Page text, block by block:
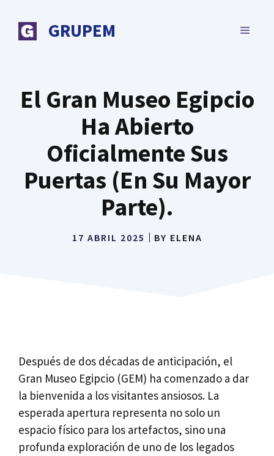
contenido
GRUPEM MENÚ
El Gran Museo Egipcio
Ha Abierto
Oficialmente Sus
Puertas (En Su Mayor
Parte).
17 ABRIL 2025 BY ELENA
Después de dos décadas de anticipación, el
Gran Museo Egipcio (GEM) ha comenzado a dar
la bienvenida a los visitantes ansiosos. La
esperada apertura representa no solo un
espacio físico para los artefactos, sino una
profunda exploración de uno de los legados